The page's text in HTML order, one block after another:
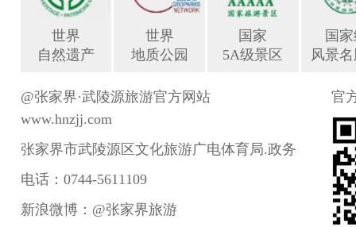
世界
自然遗产
世界
地质公园
国家
5A级景区
国
风景
@张家界·武陵源旅游官方网站
www.hnzjj.com
张家界市武陵源区文化旅游广电体育局.政务
电话：0744-5611109
新浪微博：@张家界旅游
官